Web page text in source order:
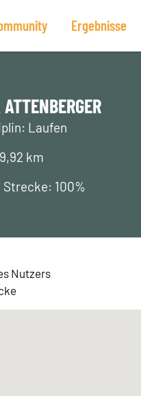
Ergebnisse
Laufen
km
100%
Nutzers